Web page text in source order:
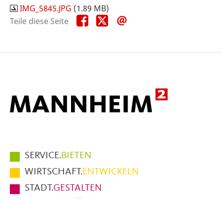
IMG_5845.JPG (1.89 MB)
Teile diese Seite
Teile
diese
Teile
diese
Hauptmenüpunkte
im
Fußbereich
der
SERVICE.BIETEN
WIRTSCHAFT.ENTWICKELN
STADT.GESTALTEN